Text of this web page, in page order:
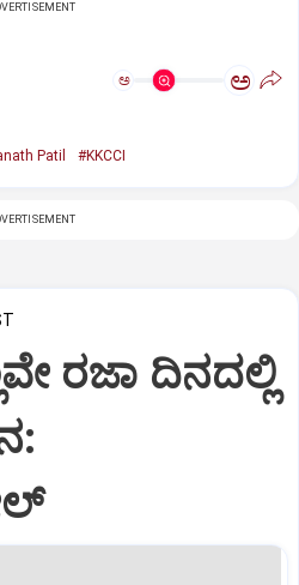
ಅ ಅ
Patil #KKCCI
ರಜಾ ದಿನದಲ್ಲಿ